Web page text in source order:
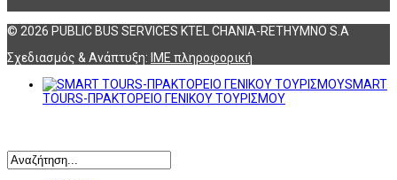
© 2026 PUBLIC BUS SERVICES KTEL CHANIA-RETHYMNO S.A
Σχεδιασμός & Ανάπτυξη: ΙΜΕ πληροφορική
SMART
TOURS-ΠΡΑΚΤΟΡΕΙΟ ΓΕΝΙΚΟΥ ΤΟΥΡΙΣΜΟΥ